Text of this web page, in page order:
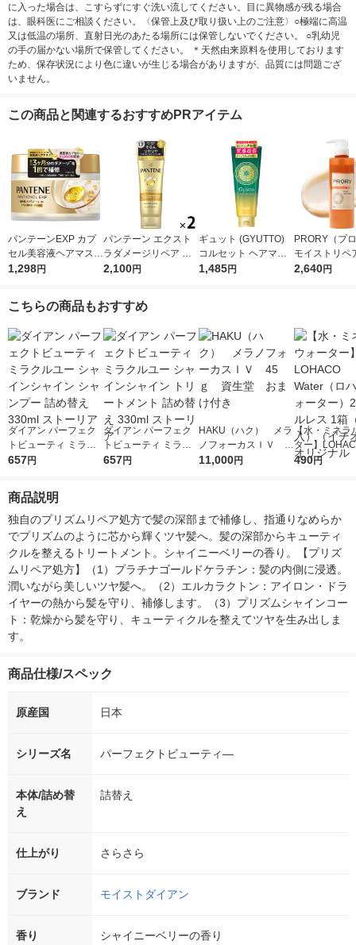
に入った場合は、こすらずにすぐ洗い流してください。目に異物感が残る場合
は、眼科医にご相談ください。〈保管上及び取り扱い上のご注意〉○極端に高温
又は低温の場所、直射日光のあたる場所には保管しないでください。 ○乳幼児
の手の届かない場所で保管してください。 ＊天然由来原料を使用しております
ため、保存状況により色に違いが生じる場合がありますが、品質には問題ござ
いません。
この商品と関連するおすすめPRアイテム
パンテーンEXP カプ
セル美容液ヘアマスク
170g P＆G
1,298円
パンテーン エクスト
ラダメージリペア 洗
い流すトリートメント
2,100円
ギュット (GYUTTO)
コルセット ヘアマス
ク トリートメント
1,485円
PRORY（プ
モイストリペ
ートメント
2,640円
こちらの商品もおすすめ
ダイアン パーフェク
トビューティ ミラク
ルユー シャインシャ
ア
657円
ダイアン パーフェク
トビューティ ミラク
ルユー シャインシャ
657円
HAKU（ハク） メラ
ノフォーカスＩＶ 4
5ｇ 資生堂 おまけ
11,000円
【水・ミネラ
ター】
r（ロハコウ
490円
商品説明
独自のプリズムリペア処方で髪の深部まで補修し、指通りなめらか
でプリズムのように芯から輝くツヤ髪へ。髪の深部からキューティ
クルを整えるトリートメント。シャイニーベリーの香り。【プリズ
ムリペア処方】（1）プラチナゴールドケラチン：髪の内側に浸透。
潤いながら美しいツヤ髪へ。（2）エルカラクトン：アイロン・ドラ
イヤーの熱から髪を守り、補修します。（3）プリズムシャインコー
ト：乾燥から髪を守り、キューティクルを整えてツヤを生み出しま
す。
商品仕様/スペック
原産国 日本
シリーズ名 パーフェクトビューティ―
本体/詰め替
え
詰替え
仕上がり さらさら
ブランド モイストダイアン
香り シャイニーベリーの香り